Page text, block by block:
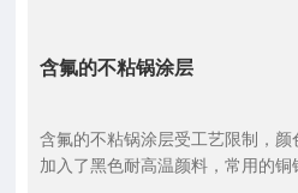
含氟的不粘锅涂层
含氟的不粘锅涂层受工艺限制，
加入了黑色耐高温颜料，常用的铜